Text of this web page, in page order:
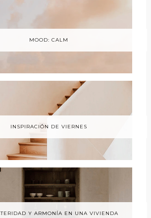
MOOD: CALM
INSPIRACIÓN DE VIERNES
Y ARMONÍA EN UNA VIVIENDA